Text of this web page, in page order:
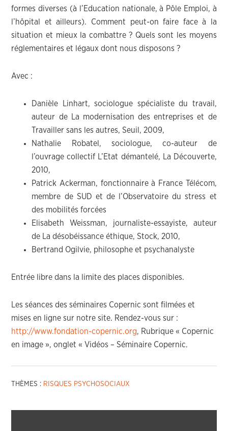
formes diverses (à l’Education nationale, à Pôle Emploi, à
l’hôpital et ailleurs). Comment peut-on faire face à la
situation et mieux la combattre ? Quels sont les moyens
réglementaires et légaux dont nous disposons ?
Avec :
Danièle Linhart, sociologue spécialiste du travail,
auteur de La modernisation des entreprises et de
Travailler sans les autres, Seuil, 2009,
Nathalie Robatel, sociologue, co-auteur de
l’ouvrage collectif L’Etat démantelé, La Découverte,
2010,
Patrick Ackerman, fonctionnaire à France Télécom,
membre de SUD et de l’Observatoire du stress et
des mobilités forcées
Elisabeth Weissman, journaliste-essayiste, auteur
de La désobéissance éthique, Stock, 2010,
Bertrand Ogilvie, philosophe et psychanalyste
Entrée libre dans la limite des places disponibles.
Les séances des séminaires Copernic sont filmées et
mises en ligne sur notre site. Rendez-vous sur :
http://www.fondation-copernic.org, Rubrique « Copernic
en image », onglet « Vidéos – Séminaire Copernic.
THÈMES : RISQUES PSYCHOSOCIAUX